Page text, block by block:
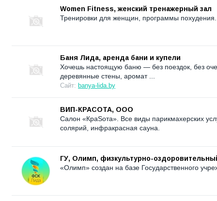
Women Fitness, женский тренажерный зал
Тренировки для женщин, программы похудения.
Баня Лида, аренда бани и купели
Хочешь настоящую баню — без поездок, без
деревянные стены, аромат ...
Сайт: banya-lida.by
ВИП-КРАСОТА, ООО
Салон «КраSота». Все виды парикмахерских
солярий, инфракрасная сауна.
ГУ, Олимп, физкультурно-
«Олимп» создан на базе Государственного